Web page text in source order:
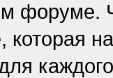
форуме.
которая